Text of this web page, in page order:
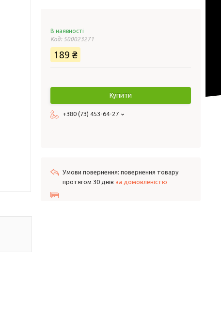
В наявності
Код: 500023271
189 ₴
Купити
+380 (73) 453-64-27
повернення товару
протягом 30 днів за домовленістю